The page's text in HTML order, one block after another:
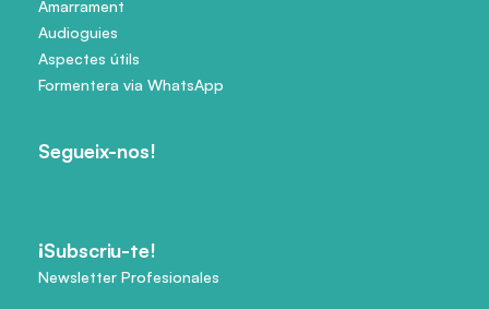
Amarrament
Audioguies
Aspectes útils
Formentera via WhatsApp
Segueix-nos!
¡Subscriu-te!
Newsletter Profesionales